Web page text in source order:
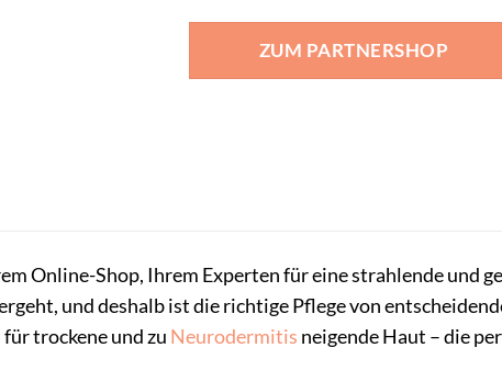
ZUM PARTNERSHOP
Online-Shop, Ihrem Experten für eine strahlende und
und deshalb ist die richtige Pflege von
trockene und zu Neurodermitis neigende Haut – die